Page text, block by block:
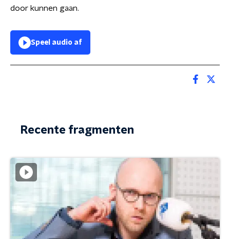
door kunnen gaan.
Speel audio af
Recente fragmenten